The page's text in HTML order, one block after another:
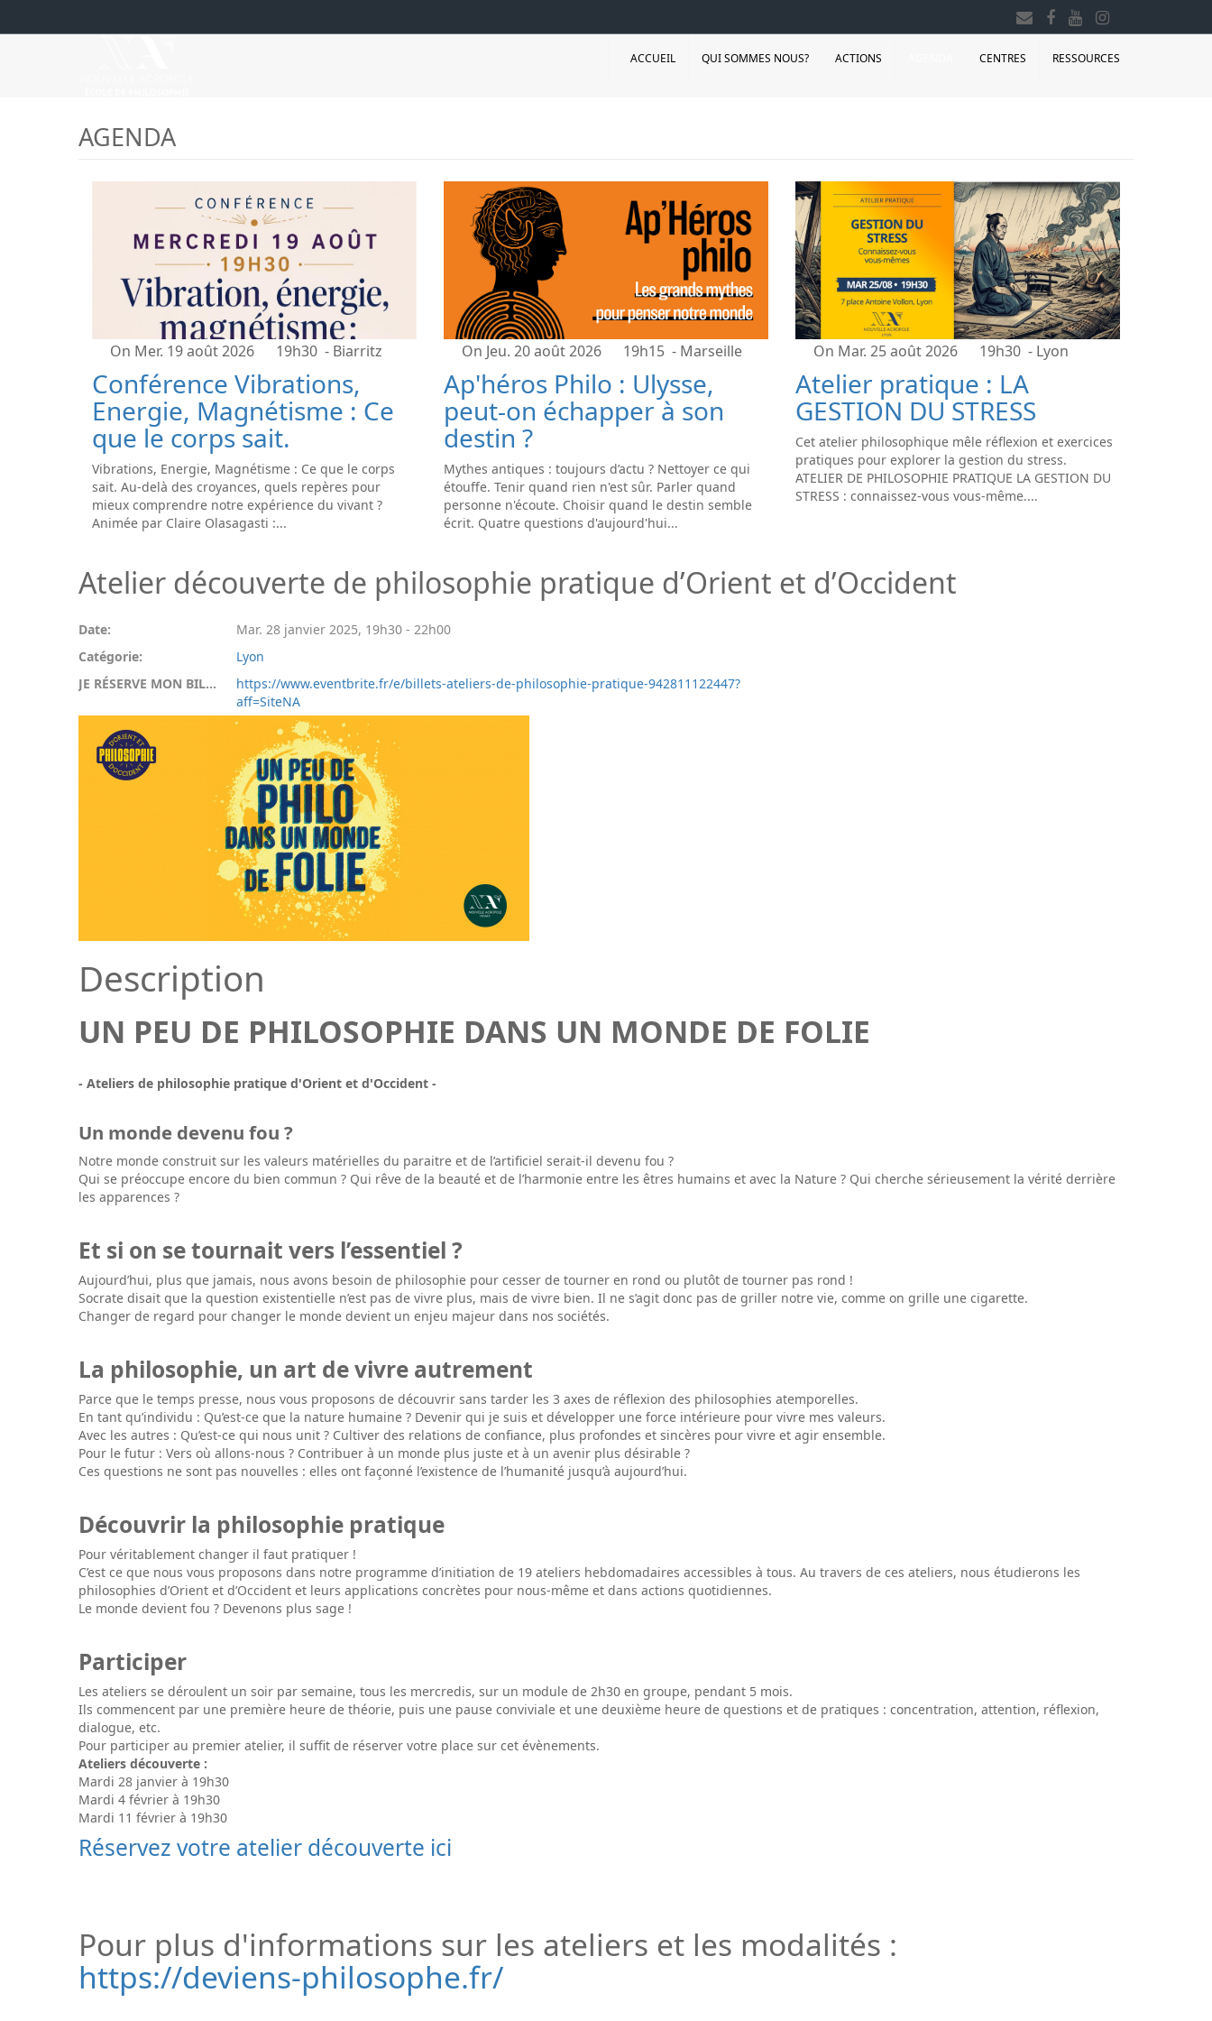
ACCUEIL QUI SOMMES NOUS? ACTIONS CENTRES RESSOURCES
AGENDA
On Mer. 19 août 2026 19h30 - Biarritz
Conférence Vibrations,
Energie, Magnétisme : Ce
que le corps sait.
Vibrations, Energie, Magnétisme : Ce que le corps
sait. Au-delà des croyances, quels repères pour
mieux comprendre notre expérience du vivant ?
Animée par Claire Olasagasti :...
On Jeu. 20 août 2026 19h15 - Marseille
Ap'héros Philo : Ulysse,
peut-on échapper à son
destin ?
Mythes antiques : toujours d’actu ? Nettoyer ce qui
étouffe. Tenir quand rien n'est sûr. Parler quand
personne n'écoute. Choisir quand le destin semble
écrit. Quatre questions d'aujourd'hui...
On Mar. 25 août 2026 19h30 - Lyon
Atelier pratique : LA
GESTION DU STRESS
Cet atelier philosophique mêle réflexion et exercices
pratiques pour explorer la gestion du stress.
ATELIER DE PHILOSOPHIE PRATIQUE LA GESTION DU
STRESS : connaissez-vous vous-même....
Atelier découverte de philosophie pratique d’Orient et d’Occident
Date: Mar. 28 janvier 2025, 19h30 - 22h00
Catégorie:
Lyon
JE RÉSERVE MON BILLET:
https://www.eventbrite.fr/e/billets-ateliers-de-philosophie-pratique-942811122447?
aff=SiteNA
Description
UN PEU DE PHILOSOPHIE DANS UN MONDE DE FOLIE
- Ateliers de philosophie pratique d'Orient et d'Occident -
Un monde devenu fou ?
Notre monde construit sur les valeurs matérielles du paraitre et de l’artificiel serait-il devenu fou ?
Qui se préoccupe encore du bien commun ? Qui rêve de la beauté et de l’harmonie entre les êtres humains et avec la Nature ? Qui cherche sérieusement la vérité derrière
les apparences ?
Et si on se tournait vers l’essentiel ?
Aujourd’hui, plus que jamais, nous avons besoin de philosophie pour cesser de tourner en rond ou plutôt de tourner pas rond !
Socrate disait que la question existentielle n’est pas de vivre plus, mais de vivre bien. Il ne s’agit donc pas de griller notre vie, comme on grille une cigarette.
Changer de regard pour changer le monde devient un enjeu majeur dans nos sociétés.
La philosophie, un art de vivre autrement
Parce que le temps presse, nous vous proposons de découvrir sans tarder les 3 axes de réflexion des philosophies atemporelles.
En tant qu’individu : Qu’est-ce que la nature humaine ? Devenir qui je suis et développer une force intérieure pour vivre mes valeurs.
Avec les autres : Qu’est-ce qui nous unit ? Cultiver des relations de confiance, plus profondes et sincères pour vivre et agir ensemble.
Pour le futur : Vers où allons-nous ? Contribuer à un monde plus juste et à un avenir plus désirable ?
Ces questions ne sont pas nouvelles : elles ont façonné l’existence de l’humanité jusqu’à aujourd’hui.
Découvrir la philosophie pratique
Pour véritablement changer il faut pratiquer !
C’est ce que nous vous proposons dans notre programme d’initiation de 19 ateliers hebdomadaires accessibles à tous. Au travers de ces ateliers, nous étudierons les
philosophies d’Orient et d’Occident et leurs applications concrètes pour nous-même et dans actions quotidiennes.
Le monde devient fou ? Devenons plus sage !
Participer
Les ateliers se déroulent un soir par semaine, tous les mercredis, sur un module de 2h30 en groupe, pendant 5 mois.
Ils commencent par une première heure de théorie, puis une pause conviviale et une deuxième heure de questions et de pratiques : concentration, attention, réflexion,
dialogue, etc.
Pour participer au premier atelier, il suffit de réserver votre place sur cet évènements.
Ateliers découverte :
Mardi 28 janvier à 19h30
Mardi 4 février à 19h30
Mardi 11 février à 19h30
Réservez votre atelier découverte ici
Pour plus d'informations sur les ateliers et les modalités :
https://deviens-philosophe.fr/